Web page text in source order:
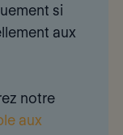
si
aux
notre
aux